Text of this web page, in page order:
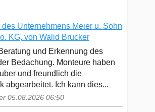
des Unternehmens Meier u. Sohn
KG, von Walid Brucker
und Erkennung des
Bedachung. Monteure haben
und freundlich die
abgearbeitet. Ich kann dies...
05.08.2026 06:50